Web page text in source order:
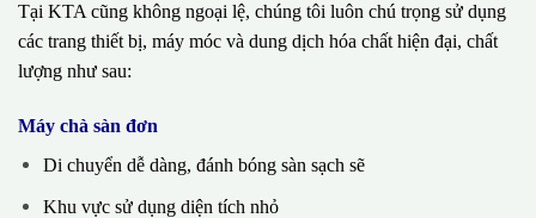
Tại KTA cũng không ngoại lệ, chúng tôi luôn chú trọng sử dụng
các trang thiết bị, máy móc và dung dịch hóa chất hiện đại, chất
lượng như sau:
Máy chà sàn đơn
Di chuyển dễ dàng, đánh bóng sàn sạch sẽ
Khu vực sử dụng diện tích nhỏ